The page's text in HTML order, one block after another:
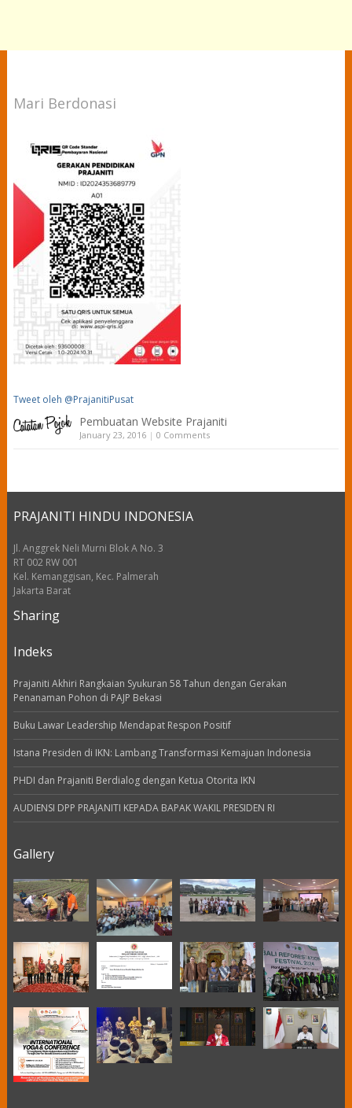
Mari Berdonasi
Tweet oleh @PrajanitiPusat
Pembuatan Website Prajaniti
January 23, 2016| 0 Comments
PRAJANITI HINDU INDONESIA
Jl. Anggrek Neli Murni Blok A No. 3
RT 002 RW 001
Kel. Kemanggisan, Kec. Palmerah
Jakarta Barat
Sharing
Indeks
Prajaniti Akhiri Rangkaian Syukuran 58 Tahun dengan Gerakan
Penanaman Pohon di PAJP Bekasi
Buku Lawar Leadership Mendapat Respon Positif
Istana Presiden di IKN: Lambang Transformasi Kemajuan Indonesia
PHDI dan Prajaniti Berdialog dengan Ketua Otorita IKN
AUDIENSI DPP PRAJANITI KEPADA BAPAK WAKIL PRESIDEN RI
Gallery